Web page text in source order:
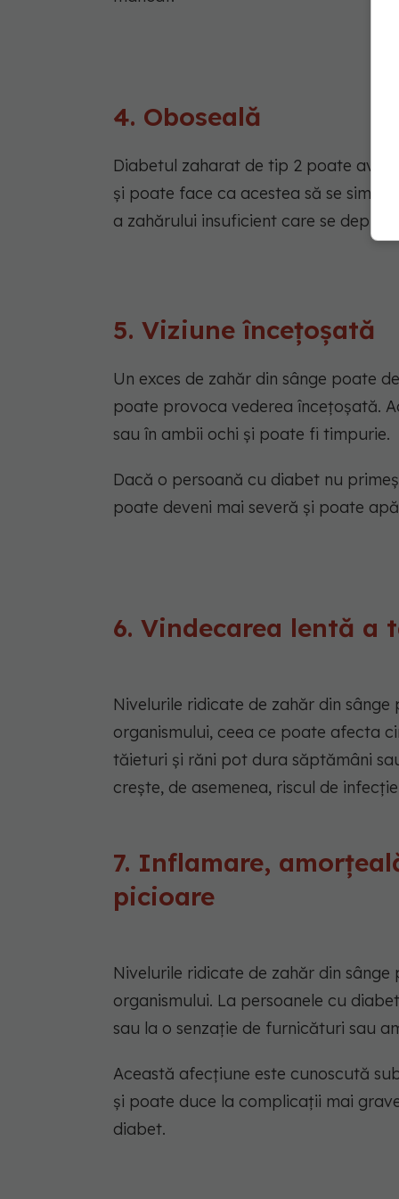
4. Oboseală
Diabetul zaharat de tip 2 poate
și poate face ca acestea să se
a zahărului insuficient care se
5. Viziune încețoșată
Un exces de zahăr din sânge poate
poate provoca vederea încețoșată.
sau în ambii ochi și poate fi timpurie.
Dacă o persoană cu diabet nu
poate deveni mai severă și poate
6. Vindecarea lentă
Nivelurile ridicate de zahăr din
organismului, ceea ce poate afecta
tăieturi și răni pot dura săptămâni
crește, de asemenea, riscul de
7. Inflamare,
picioare
Nivelurile ridicate de zahăr din
organismului. La persoanele cu
sau la o senzație de furnicături sau
Această afecțiune este cunoscută
și poate duce la complicații mai
diabet.